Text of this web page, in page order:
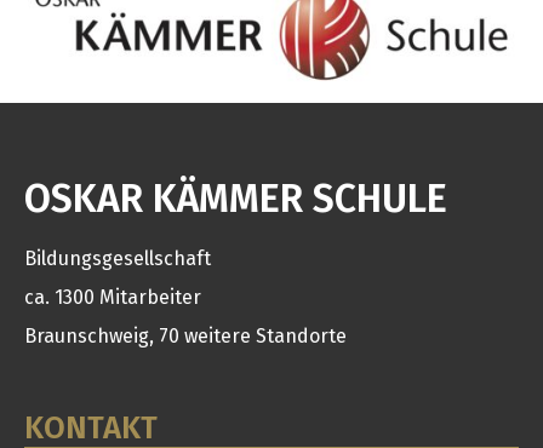
OSKAR KÄMMER SCHULE
Bildungsgesellschaft
ca. 1300 Mitarbeiter
Braunschweig, 70 weitere Standorte
KONTAKT